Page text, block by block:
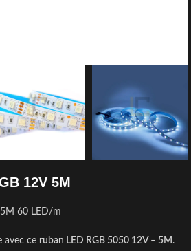
12V 5M
60 LED/m
avec ce ruban LED RGB 5050 12V – 5M .